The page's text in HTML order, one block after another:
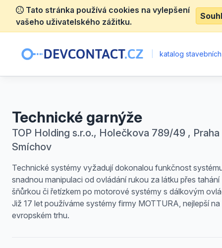
Tato stránka používá cookies na vylepšení
vašeho uživatelského zážitku.
katalog
Technické garnýže
TOP Holding s.r.o., Holečkova 789/49 , Praha
Smíchov
Technické systémy vyžadují dokonalou funkčnost
snadnou manipulaci od ovládání rukou za látku přes tahání
šňůrkou či řetízkem po motorové systémy s dálkovým
Již 17 let používáme systémy firmy MOTTURA, nejlepší na
evropském trhu.